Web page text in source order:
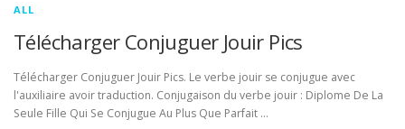
ALL
Télécharger Conjuguer Jouir Pics
Télécharger Conjuguer Jouir Pics. Le verbe jouir se conjugue avec
l'auxiliaire avoir traduction. Conjugaison du verbe jouir : Diplome De La
Seule Fille Qui Se Conjugue Au Plus Que Parfait …